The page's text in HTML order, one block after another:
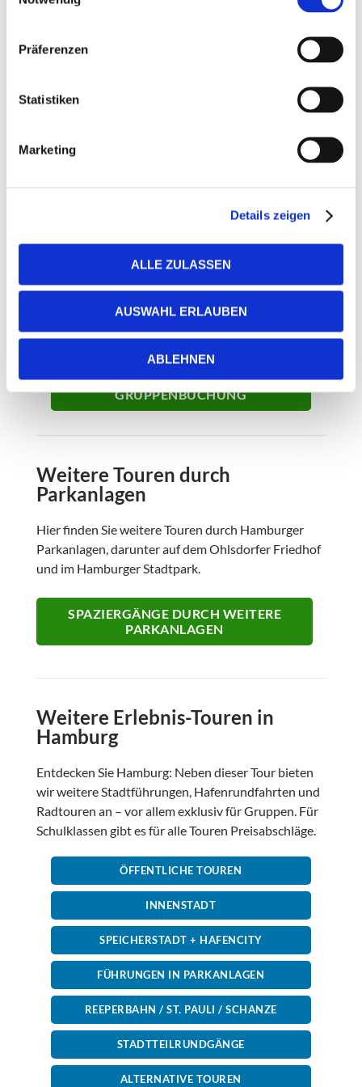
Präferenzen
Statistiken
Marketing
Details zeigen
ALLE ZULASSEN
AUSWAHL ERLAUBEN
ABLEHNEN
Seitdem hat fast jede Generation diesem Park ihren
Gartenbauausstellungen von 1953, 1963 und 1973.
Mit viel Waschbeton und »120-Grad-Winkel« nicht
Gruppen-Touren durch Planten
Gern organisieren wir für Sie Gruppentouren zu
Nachfolgend können Sie etwas zu unseren Preisen
erfahren, uns ein Angebot für Ihren Wunschtermin
abfordern oder eine Gruppentour auch gleich
Weitere Touren durch
Parkanlagen
Hier finden Sie weitere Touren durch Hamburger
Parkanlagen, darunter auf dem Ohlsdorfer Friedhof
und im Hamburger Stadtpark.
SPAZIERGÄNGE DURCH WEITERE
PARKANLAGEN
Weitere Erlebnis-Touren in
Hamburg
Entdecken Sie Hamburg: Neben dieser Tour bieten
wir weitere Stadtführungen, Hafenrundfahrten und
Radtouren an – vor allem exklusiv für Gruppen. Für
Schulklassen gibt es für alle Touren Preisabschläge.
ÖFFENTLICHE TOUREN
INNENSTADT
SPEICHERSTADT + HAFENCITY
FÜHRUNGEN IN PARKANLAGEN
REEPERBAHN / ST. PAULI / SCHANZE
STADTTEILRUNDGÄNGE
ALTERNATIVE TOUREN